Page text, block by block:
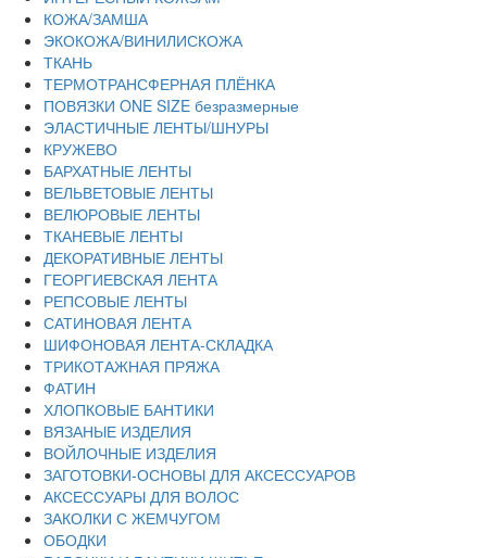
КОЖА/ЗАМША
ЭКОКОЖА/ВИНИЛИСКОЖА
ТКАНЬ
ТЕРМОТРАНСФЕРНАЯ ПЛЁНКА
ПОВЯЗКИ ONE SIZE безразмерные
ЭЛАСТИЧНЫЕ ЛЕНТЫ/ШНУРЫ
КРУЖЕВО
БАРХАТНЫЕ ЛЕНТЫ
ВЕЛЬВЕТОВЫЕ ЛЕНТЫ
ВЕЛЮРОВЫЕ ЛЕНТЫ
ТКАНЕВЫЕ ЛЕНТЫ
ДЕКОРАТИВНЫЕ ЛЕНТЫ
ГЕОРГИЕВСКАЯ ЛЕНТА
РЕПСОВЫЕ ЛЕНТЫ
САТИНОВАЯ ЛЕНТА
ШИФОНОВАЯ ЛЕНТА-СКЛАДКА
ТРИКОТАЖНАЯ ПРЯЖА
ФАТИН
ХЛОПКОВЫЕ БАНТИКИ
ВЯЗАНЫЕ ИЗДЕЛИЯ
ВОЙЛОЧНЫЕ ИЗДЕЛИЯ
ЗАГОТОВКИ-ОСНОВЫ ДЛЯ АКСЕССУАРОВ
АКСЕССУАРЫ ДЛЯ ВОЛОС
ЗАКОЛКИ С ЖЕМЧУГОМ
ОБОДКИ